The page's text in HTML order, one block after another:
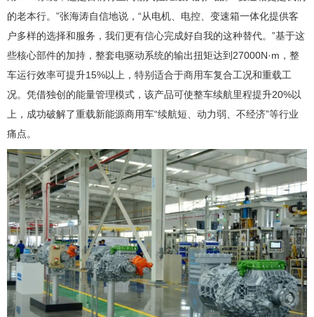
的老本行。”张海涛自信地说，“从电机、电控、变速箱一体化提供客
户多样的选择和服务，我们更有信心完成好自我的这种替代。”基于这
些核心部件的加持，整套电驱动系统的输出扭矩达到27000N·m，整
车运行效率可提升15%以上，特别适合于商用车复合工况和重载工
况。凭借独创的能量管理模式，该产品可使整车续航里程提升20%以
上，成功破解了重载新能源商用车“续航短、动力弱、不经济”等行业
痛点。